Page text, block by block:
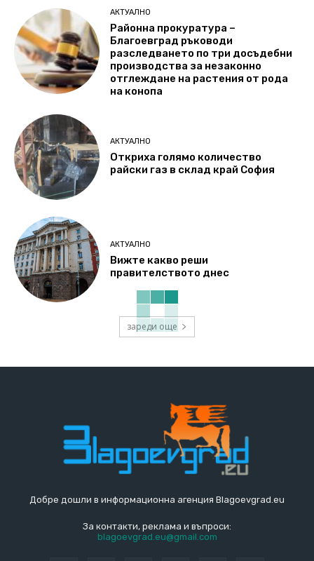
АКТУАЛНО
Районна прокуратура –
Благоевград ръководи
разследването по три досъдебни
производства за незаконно
отглеждане на растения от рода
на конопа
АКТУАЛНО
Откриха голямо количество
райски газ в склад край София
АКТУАЛНО
Вижте какво реши
правителството днес
зареди още
Добре дошли в информационна агенция Blagoevgrad.eu
За контакти, реклама и въпроси:
blagoevgrad.eu@gmail.com